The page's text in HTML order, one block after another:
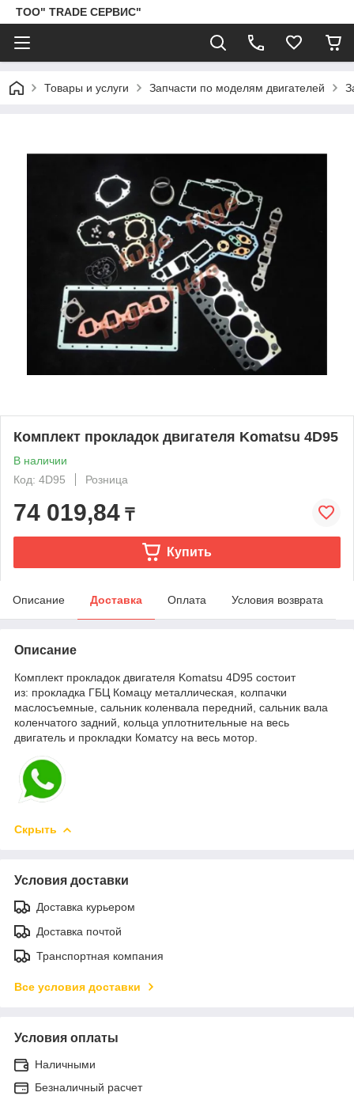
ТОО" TRADE СЕРВИС"
Товары и услуги Запчасти по моделям двигателей
Комплект прокладок двигателя Komatsu 4D95
В наличии
Код: 4D95
Розница
74 019,84 ₸
Купить
Описание Доставка Оплата Условия возврата
Описание
Комплект прокладок двигателя Komatsu 4D95 состоит
из: прокладка ГБЦ Комацу металлическая, колпачки
маслосъемные, сальник коленвала передний, сальник вала
коленчатого задний, кольца уплотнительные на весь
двигатель и прокладки Коматсу на весь мотор.
Скрыть
Условия доставки
Доставка курьером
Доставка почтой
Транспортная компания
Все условия доставки
Условия оплаты
Наличными
Безналичный расчет